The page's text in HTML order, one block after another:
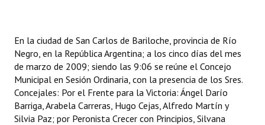
LEGISLACIÓN
Constitución Nacional
Constitución Provincial
En la ciudad de San Carlos de Bariloche, provincia de Río
Negro, en la República Argentina; a los cinco días del mes
de marzo de 2009; siendo las 9:06 se reúne el Concejo
Municipal en Sesión Ordinaria, con la presencia de los Sres.
Concejales: Por el Frente para la Victoria: Ángel Darío
Barriga, Arabela Carreras, Hugo Cejas, Alfredo Martín y
Silvia Paz; por Peronista Crecer con Principios, Silvana